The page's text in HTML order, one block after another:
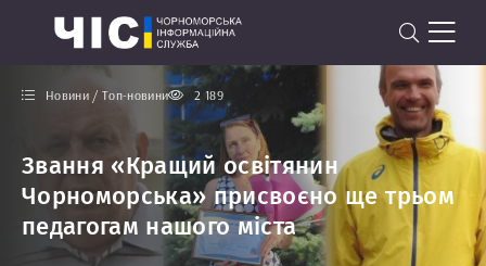
Новини / Топ-новини 2 189
Звання «Кращий освітянин
Чорноморська» присвоєно ще трьом
педагогам нашого міста